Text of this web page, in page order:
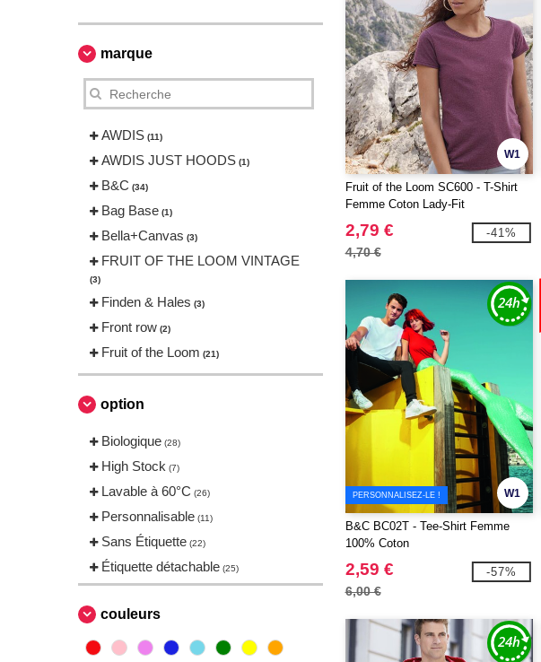
marque
AWDIS (11)
AWDIS JUST HOODS (1)
B&C (34)
Bag Base (1)
Bella+Canvas (3)
FRUIT OF THE LOOM VINTAGE
(3)
Finden & Hales (3)
Front row (2)
Fruit of the Loom (21)
Gildan (11)
JHK (19)
Just Cool
Neutral
Russell Collection
SF Women
Starworld (1)
option
Biologique (28)
High Stock (7)
Lavable à 60°C (26)
Personnalisable (11)
Sans Étiquette (22)
Étiquette détachable (25)
couleurs
W1
Fruit of the Loom SC600 - T-Shirt
Femme Coton Lady-Fit
2,79 €
4,70 €
-41%
W1
PERSONNALISEZ-LE !
B&C BC02T - Tee-Shirt Femme
100% Coton
2,59 €
6,00 €
-57%